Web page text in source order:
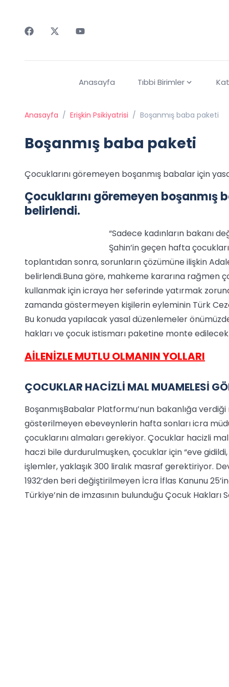
Anasayfa Tıbbi Birimler
Anasayfa / Erişkin Psikiyatrisi / Boşanmış baba paketi
Boşanmış baba paketi
Çocuklarını göremeyen boşanmış babalar için
Çocuklarını göremeyen
belirlendi.
“Sadece kadınların bakanı
Şahin’in geçen hafta
toplantıdan sonra, sorunların çözümüne ilişkin
belirlendi.Buna göre, mahkeme kararına rağmen
kullanmak için icraya her seferinde yatırmak
zamanda göstermeyen kişilerin eyleminin Türk
Bu konuda yapılacak yasal düzenlemeler
hakları ve çocuk istismarı paketine monte
AİLENİZLE MUTLU OLMANIN YOLLARI
ÇOCUKLAR HACİZLİ MAL MUAMELESİ
BoşanmışBabalar Platformu’nun bakanlığa
gösterilmeyen ebeveynlerin hafta sonları icra
çocuklarını almaları gerekiyor. Çocuklar hacizli
haczi bile durdurulmuşken, çocuklar için “eve
işlemler, yaklaşık 300 liralık masraf gerektiriyor.
1932’den beri değiştirilmeyen İcra İflas Kanunu
Türkiye’nin de imzasının bulunduğu Çocuk Hakları